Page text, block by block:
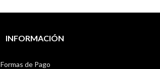
INFORMACIÓN
Formas de Pago